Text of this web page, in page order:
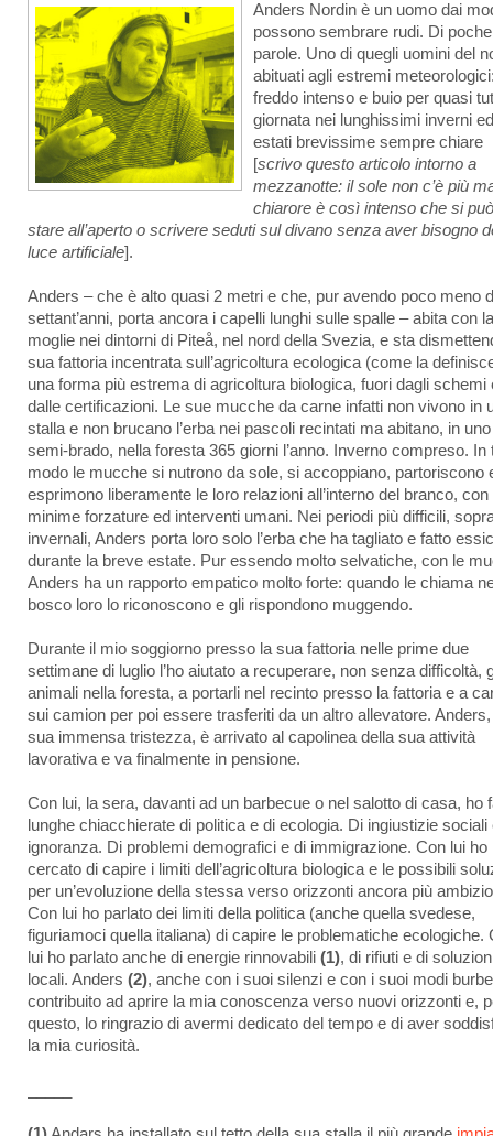
Anders Nordin è un uomo dai
possono sembrare rudi. Di poche
parole. Uno di quegli uomini del
abituati agli estremi
freddo intenso e buio per quasi
giornata nei lunghissimi inverni ed
estati brevissime sempre chiare
[scrivo questo articolo intorno a
mezzanotte: il sole non c’è più
chiarore è così intenso che si può
stare all’aperto o scrivere seduti sul divano senza aver bisogno
luce artificiale].
Anders – che è alto quasi 2 metri e che, pur avendo poco meno
settant’anni, porta ancora i capelli lunghi sulle spalle – abita con la
moglie nei dintorni di Piteå, nel nord della Svezia, e sta
sua fattoria incentrata sull’agricoltura ecologica (come la
una forma più estrema di agricoltura biologica, fuori dagli schemi
dalle certificazioni. Le sue mucche da carne infatti non vivono in
stalla e non brucano l’erba nei pascoli recintati ma abitano, in
semi-brado, nella foresta 365 giorni l’anno. Inverno compreso. In
modo le mucche si nutrono da sole, si accoppiano, partoriscono
esprimono liberamente le loro relazioni all’interno del branco, con
minime forzature ed interventi umani. Nei periodi più difficili,
invernali, Anders porta loro solo l’erba che ha tagliato e fatto
durante la breve estate. Pur essendo molto selvatiche, con le
Anders ha un rapporto empatico molto forte: quando le chiama
bosco loro lo riconoscono e gli rispondono muggendo.
Durante il mio soggiorno presso la sua fattoria nelle prime due
settimane di luglio l’ho aiutato a recuperare, non senza difficoltà,
animali nella foresta, a portarli nel recinto presso la fattoria e a
sui camion per poi essere trasferiti da un altro allevatore.
sua immensa tristezza, è arrivato al capolinea della sua attività
lavorativa e va finalmente in pensione.
Con lui, la sera, davanti ad un barbecue o nel salotto di casa, ho
lunghe chiacchierate di politica e di ecologia. Di ingiustizie sociali
ignoranza. Di problemi demografici e di immigrazione. Con lui ho
cercato di capire i limiti dell’agricoltura biologica e le possibili
per un’evoluzione della stessa verso orizzonti ancora più
Con lui ho parlato dei limiti della politica (anche quella svedese,
figuriamoci quella italiana) di capire le problematiche ecologiche.
lui ho parlato anche di energie rinnovabili (1), di rifiuti e di
locali. Anders (2), anche con i suoi silenzi e con i suoi modi
contribuito ad aprire la mia conoscenza verso nuovi orizzonti e,
questo, lo ringrazio di avermi dedicato del tempo e di aver
la mia curiosità.